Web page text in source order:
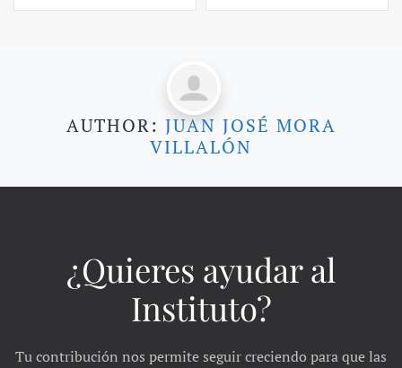
AUTHOR: JUAN JOSÉ MORA
VILLALÓN
¿Quieres ayudar al
Instituto?
Tu contribución nos permite seguir creciendo para que las